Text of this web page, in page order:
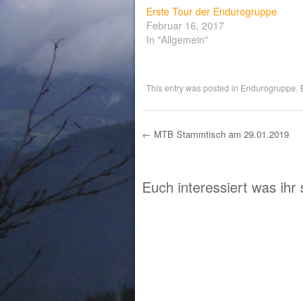
Erste Tour der Endurogruppe
Februar 16, 2017
In "Allgemein"
This entry was posted in Endurogruppe
← MTB Stammtisch am 29.01.2019
Euch interessiert was ihr